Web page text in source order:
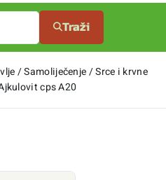
Traži
/Samoliječenje/Srce i krvne
cps A20